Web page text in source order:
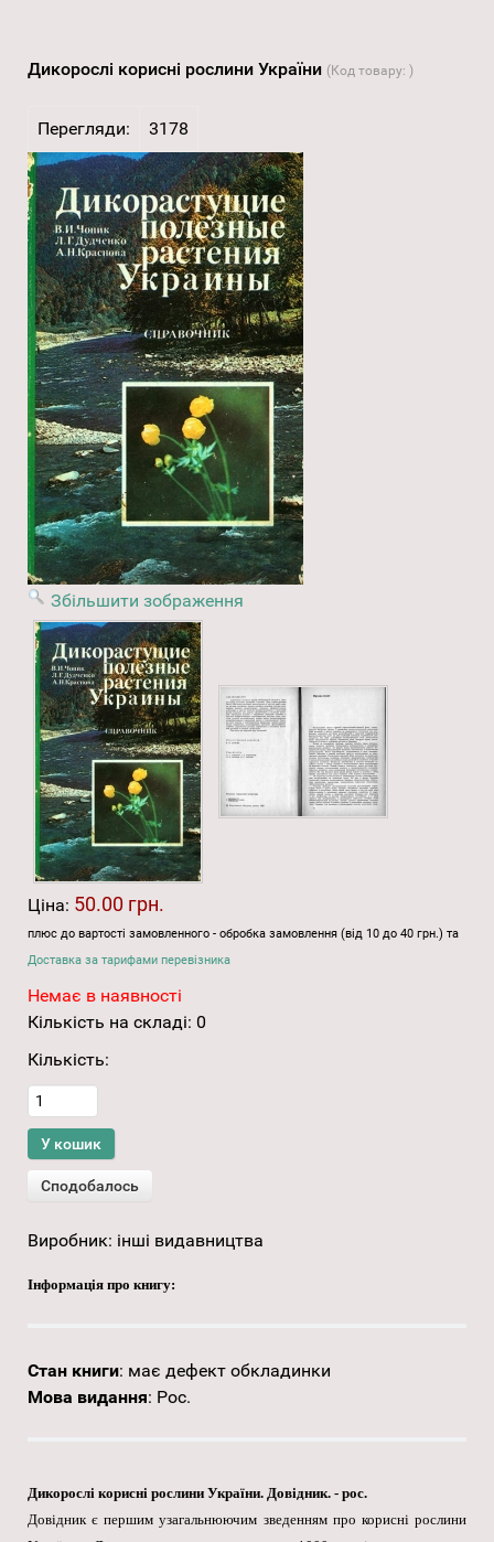
Дикорослі корисні рослини України (Код товару: )
Перегляди: 3178
Збільшити зображення
Ціна: 50.00 грн.
плюс до вартості замовленного - обробка замовлення (від 10 до 40 грн.) та
Доставка за тарифами перевізника
Немає в наявності
Кількість на складі: 0
Кількість:
Виробник: інші видавництва
Інформація про книгу:
Стан книги: має дефект обкладинки
Мова видання: Рос.
Дикорослі корисні рослини України. Довідник. - рос.
Довідник є першим узагальнюючим зведенням про корисні рослини